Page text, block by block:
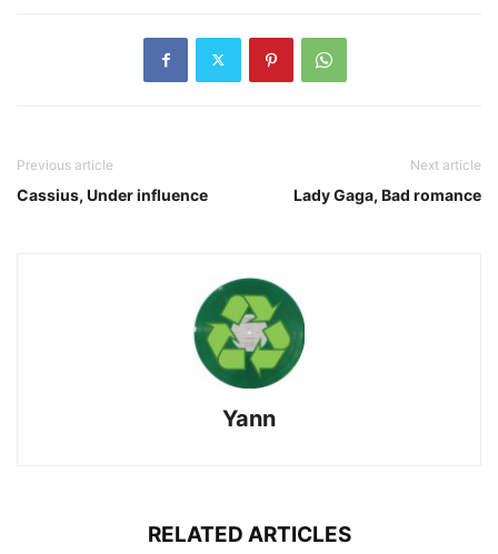
Previous article
Cassius, Under influence
Next article
Lady Gaga, Bad romance
Yann
RELATED ARTICLES